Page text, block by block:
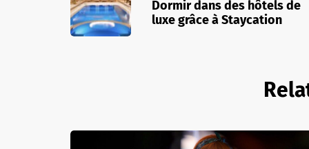
Dormir dans des hôtels de
luxe grâce à Staycation